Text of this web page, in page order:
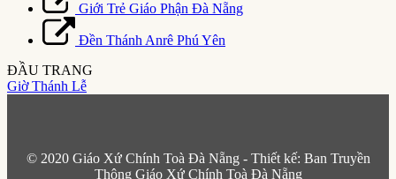
Giới Trẻ Giáo Phận Đà Nẵng
Đền Thánh Anrê Phú Yên
ĐẦU TRANG
Giờ Thánh Lễ
© 2020 Giáo Xứ Chính Toà Đà Nẵng - Thiết kế: Ban Truyền
Thông Giáo Xứ Chính Toà Đà Nẵng